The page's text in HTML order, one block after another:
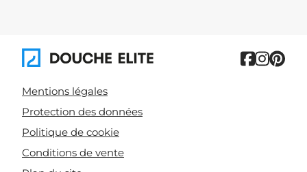
Mentions légales
Protection des données
Politique de cookie
Conditions de vente